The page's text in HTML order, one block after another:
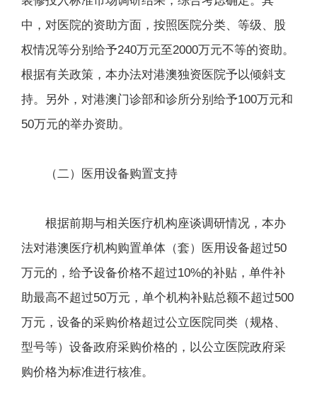
中，对医院的资助方面，按照医院分类、等级、股
权情况等分别给予240万元至2000万元不等的资助。
根据有关政策，本办法对港澳独资医院予以倾斜支
持。另外，对港澳门诊部和诊所分别给予100万元和
50万元的举办资助。
（二）医用设备购置支持
根据前期与相关医疗机构座谈调研情况，本办
法对港澳医疗机构购置单体（套）医用设备超过50
万元的，给予设备价格不超过10%的补贴，单件补
助最高不超过50万元，单个机构补贴总额不超过500
万元，设备的采购价格超过公立医院同类（规格、
型号等）设备政府采购价格的，以公立医院政府采
购价格为标准进行核准。